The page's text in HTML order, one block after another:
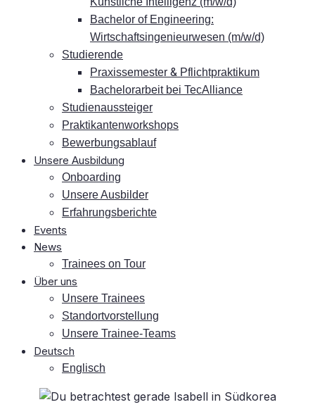
Ba­che­lor of En­gi­nee­ring:
Wirtschaftsingenieurwesen (m/w/d)
Stu­die­ren­de
Pra­xis­se­mes­ter & Pflichtpraktikum
Ba­che­lor­ar­beit bei TecAlliance
Stu­di­en­aus­stei­ger
Prak­ti­kan­ten­work­shops
Be­wer­bungs­ab­lauf
Un­se­re Ausbildung
On­boar­ding
Un­se­re Ausbilder
Er­fah­rungs­be­rich­te
Events
News
Trai­nees on Tour
Über uns
Un­se­re Trainees
Stand­ort­vor­stel­lung
Un­se­re Trainee-Teams
Deutsch
Eng­lisch